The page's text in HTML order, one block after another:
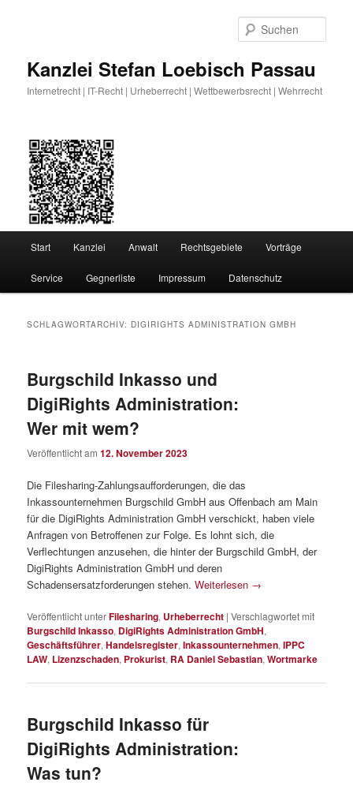
Kanzlei Stefan Loebisch Passau
Internetrecht | IT-Recht | Urheberrecht | Wettbewerbsrecht | Wehrrecht
Start Kanzlei Anwalt Rechtsgebiete Vorträge
Service Gegnerliste Impressum Datenschutz
SCHLAGWORTARCHIV: DIGIRIGHTS ADMINISTRATION GMBH
Burgschild Inkasso und
DigiRights Administration:
Wer mit wem?
Veröffentlicht am12. November 2023
Die Filesharing-Zahlungsaufforderungen, die das
Inkassounternehmen Burgschild GmbH aus Offenbach am Main
für die DigiRights Administration GmbH verschickt, haben viele
Anfragen von Betroffenen zur Folge. Es lohnt sich, die
Verflechtungen anzusehen, die hinter der Burgschild GmbH, der
DigiRights Administration GmbH und deren
Schadensersatzforderungen stehen.Weiterlesen →
Veröffentlicht unterFilesharing, Urheberrecht |Verschlagwortet mit
Burgschild Inkasso, DigiRights Administration GmbH,
Geschäftsführer,Handelsregister,Inkassounternehmen,IPPC
LAW, Lizenzschaden, Prokurist, RA Daniel Sebastian,Wortmarke
Burgschild Inkasso für
DigiRights Administration:
Was tun?